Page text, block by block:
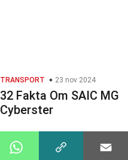
TRANSPORT 23 nov 2024
32 Fakta Om SAIC MG
Cyberster